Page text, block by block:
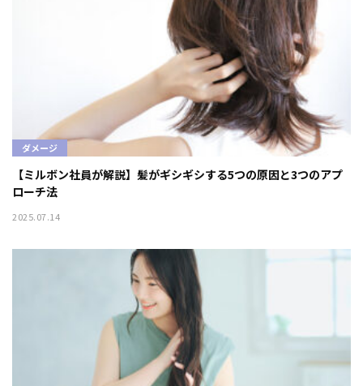
ダメージ
【ミルボン社員が解説】髪がギシギシする5つの原因と3つのアプ
ローチ法
2025.07.14